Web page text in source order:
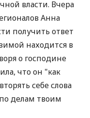
власти. Вчера
Анна
получить ответ
находится в
о господине
что он "как
себе слова
делам твоим